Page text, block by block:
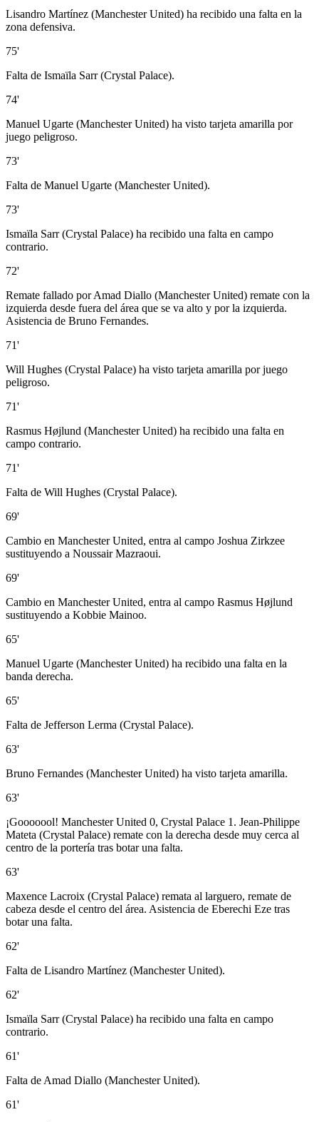
Lisandro Martínez (Manchester United) ha recibido una falta en la
zona defensiva.
75'
Falta de Ismaïla Sarr (Crystal Palace).
74'
Manuel Ugarte (Manchester United) ha visto tarjeta amarilla por
juego peligroso.
73'
Falta de Manuel Ugarte (Manchester United).
73'
Ismaïla Sarr (Crystal Palace) ha recibido una falta en campo
contrario.
72'
Remate fallado por Amad Diallo (Manchester United) remate con la
izquierda desde fuera del área que se va alto y por la izquierda.
Asistencia de Bruno Fernandes.
71'
Will Hughes (Crystal Palace) ha visto tarjeta amarilla por juego
peligroso.
71'
Rasmus Højlund (Manchester United) ha recibido una falta en
campo contrario.
71'
Falta de Will Hughes (Crystal Palace).
69'
Cambio en Manchester United, entra al campo Joshua Zirkzee
sustituyendo a Noussair Mazraoui.
69'
Cambio en Manchester United, entra al campo Rasmus Højlund
sustituyendo a Kobbie Mainoo.
65'
Manuel Ugarte (Manchester United) ha recibido una falta en la
banda derecha.
65'
Falta de Jefferson Lerma (Crystal Palace).
63'
Bruno Fernandes (Manchester United) ha visto tarjeta amarilla.
63'
¡Gooooool! Manchester United 0, Crystal Palace 1. Jean-Philippe
Mateta (Crystal Palace) remate con la derecha desde muy cerca al
centro de la portería tras botar una falta.
63'
Maxence Lacroix (Crystal Palace) remata al larguero, remate de
cabeza desde el centro del área. Asistencia de Eberechi Eze tras
botar una falta.
62'
Falta de Lisandro Martínez (Manchester United).
62'
Ismaïla Sarr (Crystal Palace) ha recibido una falta en campo
contrario.
61'
Falta de Amad Diallo (Manchester United).
61'